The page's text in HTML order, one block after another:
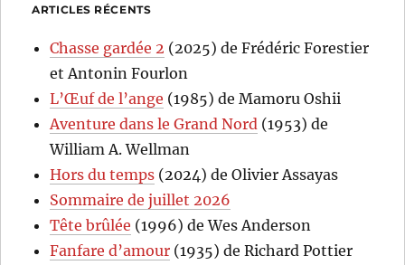
ARTICLES RÉCENTS
Chasse gardée 2 (2025) de Frédéric Forestier
et Antonin Fourlon
L’Œuf de l’ange (1985) de Mamoru Oshii
Aventure dans le Grand Nord (1953) de
William A. Wellman
Hors du temps (2024) de Olivier Assayas
Sommaire de juillet 2026
Tête brûlée (1996) de Wes Anderson
Fanfare d’amour (1935) de Richard Pottier